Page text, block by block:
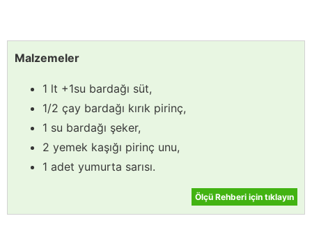
Malzemeler
1 lt +1su bardağı süt,
1/2 çay bardağı kırık pirinç,
1 su bardağı şeker,
2 yemek kaşığı pirinç unu,
1 adet yumurta sarısı.
Ölçü Rehberi için tıklayın